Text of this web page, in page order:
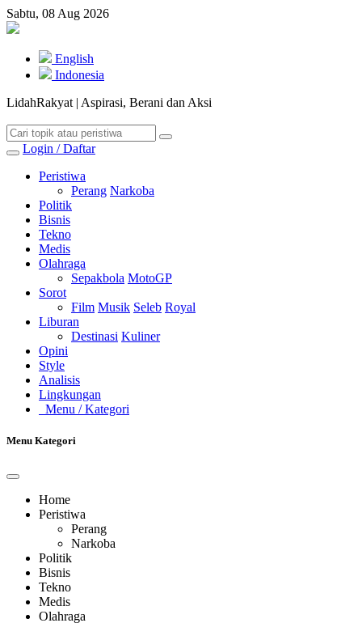
Sabtu, 08 Aug 2026
English
Indonesia
LidahRakyat | Aspirasi, Berani dan Aksi
Login / Daftar
Peristiwa
Perang Narkoba
Politik
Bisnis
Tekno
Medis
Olahraga
Sepakbola MotoGP
Sorot
Film Musik Seleb Royal
Liburan
Destinasi Kuliner
Opini
Style
Analisis
Lingkungan
Menu / Kategori
Menu Kategori
Home
Peristiwa
Perang
Narkoba
Politik
Bisnis
Tekno
Medis
Olahraga